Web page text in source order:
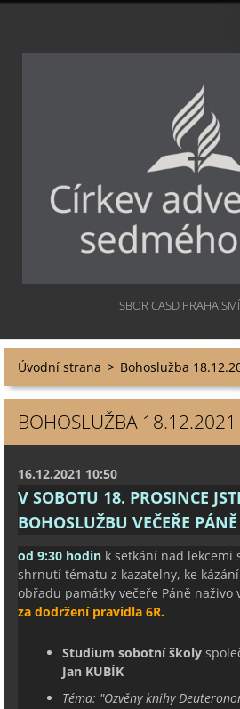
SBOR CASD PRAHA
Úvodní strana > Bohoslužba
BOHOSLUŽBA 18.12.2021
16.12.2021 10:50
V SOBOTU 18. PROSINCE
BOHOSLUŽBU VEČEŘE PÁNĚ
od 9:30 hodin k setkání nad lekcemi
shrnutí tématu z kazatelny, ke
obřadu památky večeře Páně naživo
za dodržení pravidla 6R.
Studium sobotní školy
Jan KUBÍK
Téma: "Ozvěny knihy